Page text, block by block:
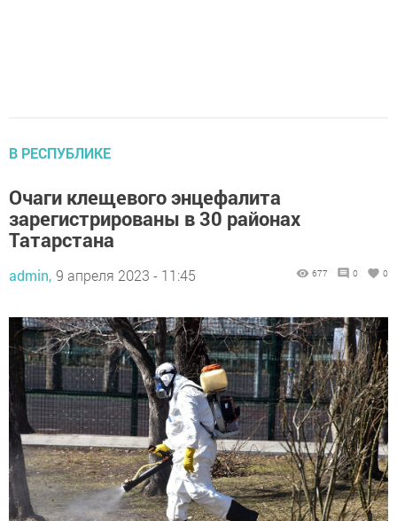
В РЕСПУБЛИКЕ
Очаги клещевого энцефалита
зарегистрированы в 30 районах
Татарстана
admin, 9 апреля 2023 - 11:45 677 0 0